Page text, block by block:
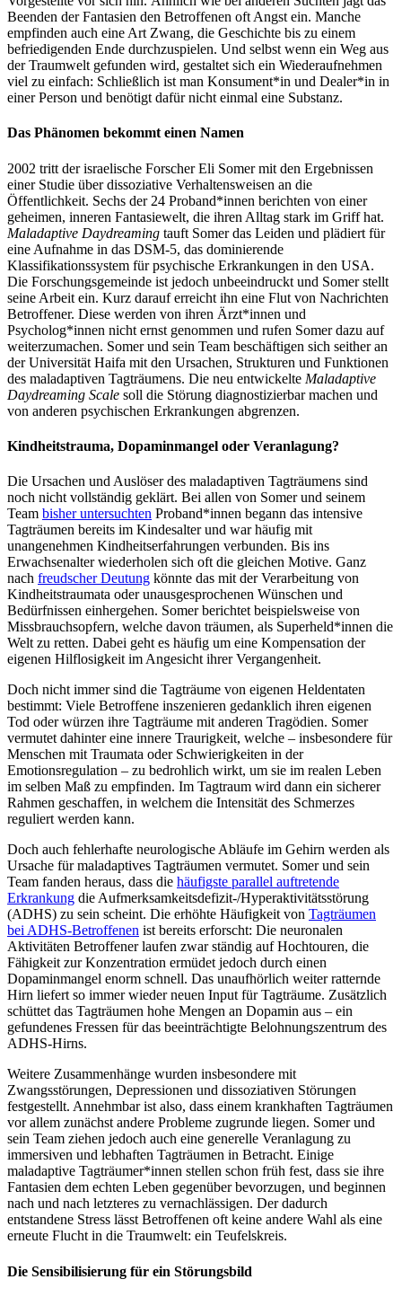
Beenden der Fantasien den Betroffenen oft Angst ein. Manche
empfinden auch eine Art Zwang, die Geschichte bis zu einem
befriedigenden Ende durchzuspielen. Und selbst wenn ein Weg aus
der Traumwelt gefunden wird, gestaltet sich ein Wiederaufnehmen
viel zu einfach: Schließlich ist man Konsument*in und Dealer*in in
einer Person und benötigt dafür nicht einmal eine Substanz.
Das Phänomen bekommt einen Namen
2002 tritt der israelische Forscher Eli Somer mit den Ergebnissen
einer Studie über dissoziative Verhaltensweisen an die
Öffentlichkeit. Sechs der 24 Proband*innen berichten von einer
geheimen, inneren Fantasiewelt, die ihren Alltag stark im Griff hat.
Maladaptive Daydreaming tauft Somer das Leiden und plädiert für
eine Aufnahme in das DSM-5, das dominierende
Klassifikationssystem für psychische Erkrankungen in den USA.
Die Forschungsgemeinde ist jedoch unbeeindruckt und Somer stellt
seine Arbeit ein. Kurz darauf erreicht ihn eine Flut von Nachrichten
Betroffener. Diese werden von ihren Ärzt*innen und
Psycholog*innen nicht ernst genommen und rufen Somer dazu auf
weiterzumachen. Somer und sein Team beschäftigen sich seither an
der Universität Haifa mit den Ursachen, Strukturen und Funktionen
des maladaptiven Tagträumens. Die neu entwickelte Maladaptive
Daydreaming Scale soll die Störung diagnostizierbar machen und
von anderen psychischen Erkrankungen abgrenzen.
Kindheitstrauma, Dopaminmangel oder Veranlagung?
Die Ursachen und Auslöser des maladaptiven Tagträumens sind
noch nicht vollständig geklärt. Bei allen von Somer und seinem
Team bisher untersuchten Proband*innen begann das intensive
Tagträumen bereits im Kindesalter und war häufig mit
unangenehmen Kindheitserfahrungen verbunden. Bis ins
Erwachsenalter wiederholen sich oft die gleichen Motive. Ganz
nach freudscher Deutung könnte das mit der Verarbeitung von
Kindheitstraumata oder unausgesprochenen Wünschen und
Bedürfnissen einhergehen. Somer berichtet beispielsweise von
Missbrauchsopfern, welche davon träumen, als Superheld*innen die
Welt zu retten. Dabei geht es häufig um eine Kompensation der
eigenen Hilflosigkeit im Angesicht ihrer Vergangenheit.
Doch nicht immer sind die Tagträume von eigenen Heldentaten
bestimmt: Viele Betroffene inszenieren gedanklich ihren eigenen
Tod oder würzen ihre Tagträume mit anderen Tragödien. Somer
vermutet dahinter eine innere Traurigkeit, welche – insbesondere für
Menschen mit Traumata oder Schwierigkeiten in der
Emotionsregulation – zu bedrohlich wirkt, um sie im realen Leben
im selben Maß zu empfinden. Im Tagtraum wird dann ein sicherer
Rahmen geschaffen, in welchem die Intensität des Schmerzes
reguliert werden kann.
Doch auch fehlerhafte neurologische Abläufe im Gehirn werden als
Ursache für maladaptives Tagträumen vermutet. Somer und sein
Team fanden heraus, dass die häufigste parallel auftretende
Erkrankung die Aufmerksamkeitsdefizit-/Hyperaktivitätsstörung
(ADHS) zu sein scheint. Die erhöhte Häufigkeit von Tagträumen
bei ADHS-Betroffenen ist bereits erforscht: Die neuronalen
Aktivitäten Betroffener laufen zwar ständig auf Hochtouren, die
Fähigkeit zur Konzentration ermüdet jedoch durch einen
Dopaminmangel enorm schnell. Das unaufhörlich weiter ratternde
Hirn liefert so immer wieder neuen Input für Tagträume. Zusätzlich
schüttet das Tagträumen hohe Mengen an Dopamin aus – ein
gefundenes Fressen für das beeinträchtigte Belohnungszentrum des
ADHS-Hirns.
Weitere Zusammenhänge wurden insbesondere mit
Zwangsstörungen, Depressionen und dissoziativen Störungen
festgestellt. Annehmbar ist also, dass einem krankhaften Tagträumen
vor allem zunächst andere Probleme zugrunde liegen. Somer und
sein Team ziehen jedoch auch eine generelle Veranlagung zu
immersiven und lebhaften Tagträumen in Betracht. Einige
maladaptive Tagträumer*innen stellen schon früh fest, dass sie ihre
Fantasien dem echten Leben gegenüber bevorzugen, und beginnen
nach und nach letzteres zu vernachlässigen. Der dadurch
entstandene Stress lässt Betroffenen oft keine andere Wahl als eine
erneute Flucht in die Traumwelt: ein Teufelskreis.
Die Sensibilisierung für ein Störungsbild